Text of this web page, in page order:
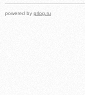
powered by prlog.ru